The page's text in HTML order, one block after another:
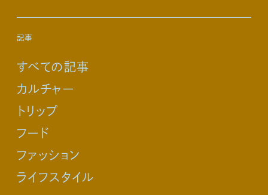
記事
すべての記事
カルチャー
トリップ
フード
ファッション
ライフスタイル